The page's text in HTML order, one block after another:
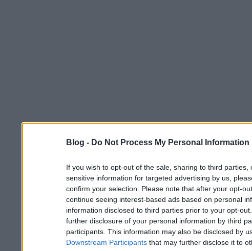
Blog - Do Not Process My Personal Information
If you wish to opt-out of the sale, sharing to third
sensitive information for targeted advertising by us,
confirm your selection. Please note that after your opt-
continue seeing interest-based ads based on personal
information disclosed to third parties prior to your opt-
further disclosure of your personal information by third
participants. This information may also be disclosed by
Downstream Participants that may further disclose it to